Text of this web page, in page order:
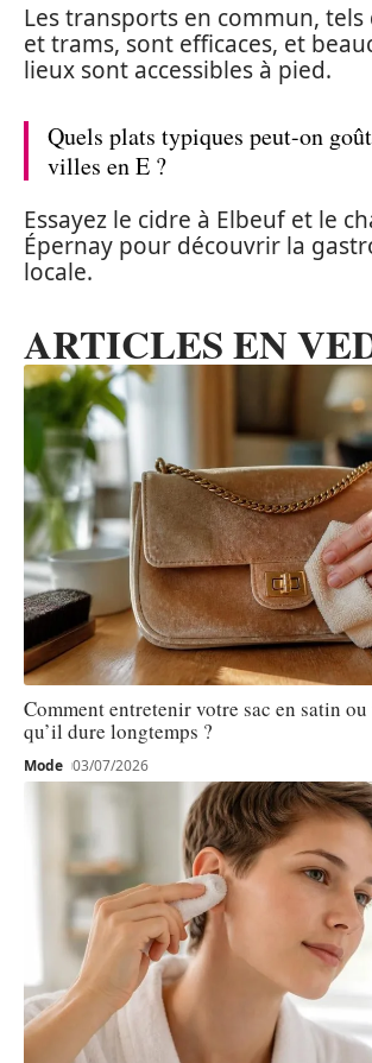
Les transports en commun, tels
et trams, sont efficaces, et
lieux sont accessibles à pied.
Quels plats typiques peut-on
villes en E ?
Essayez le cidre à Elbeuf et le
Épernay pour découvrir la
locale.
ARTICLES EN
Comment entretenir votre sac en satin
qu’il dure longtemps ?
Mode 03/07/2026